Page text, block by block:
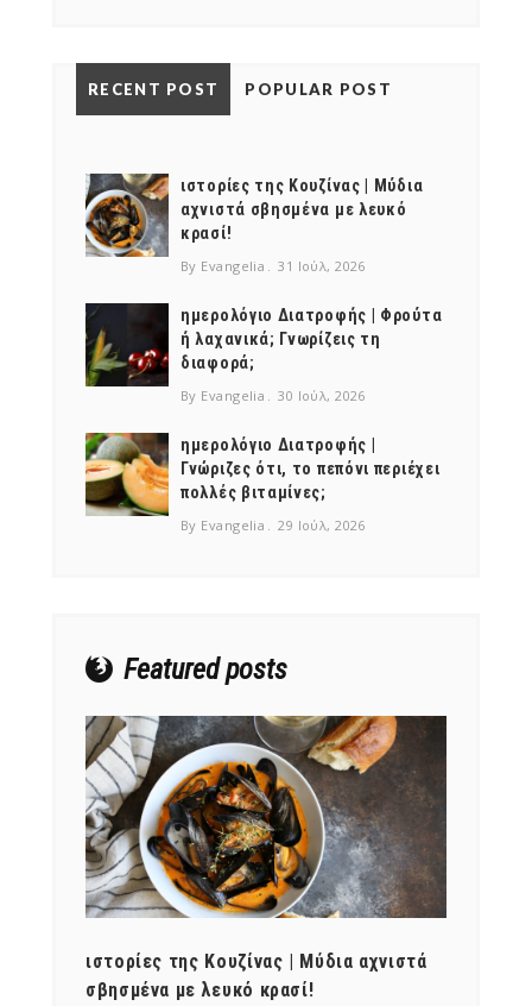
RECENT POST POPULAR POST
ιστορίες της Κουζίνας | Μύδια
αχνιστά σβησμένα με λευκό
κρασί!
By Evangelia 31 Ιούλ, 2026
ημερολόγιο Διατροφής | Φρούτα
ή λαχανικά; Γνωρίζεις τη
διαφορά;
By Evangelia 30 Ιούλ, 2026
ημερολόγιο Διατροφής |
Γνώριζες ότι, το πεπόνι περιέχει
πολλές βιταμίνες;
By Evangelia 29 Ιούλ, 2026
Featured posts
ιστορίες της Κουζίνας | Μύδια αχνιστά
σβησμένα με λευκό κρασί!